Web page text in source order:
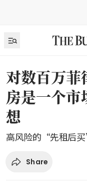
对数百万菲
房是一个
想
高风险的“先租后
Share